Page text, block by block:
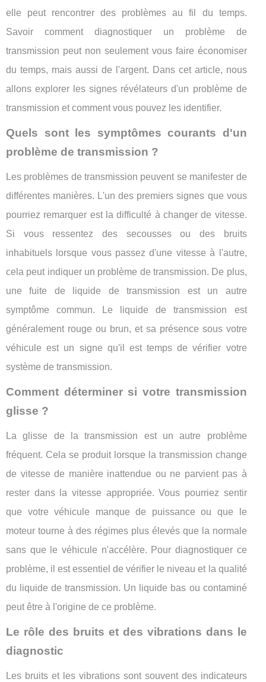
elle peut rencontrer des problèmes au fil du temps.
Savoir comment diagnostiquer un problème de
transmission peut non seulement vous faire économiser
du temps, mais aussi de l'argent. Dans cet article, nous
allons explorer les signes révélateurs d'un problème de
transmission et comment vous pouvez les identifier.
Quels sont les symptômes courants d'un
problème de transmission ?
Les problèmes de transmission peuvent se manifester de
différentes manières. L'un des premiers signes que vous
pourriez remarquer est la difficulté à changer de vitesse.
Si vous ressentez des secousses ou des bruits
inhabituels lorsque vous passez d'une vitesse à l'autre,
cela peut indiquer un problème de transmission. De plus,
une fuite de liquide de transmission est un autre
symptôme commun. Le liquide de transmission est
généralement rouge ou brun, et sa présence sous votre
véhicule est un signe qu'il est temps de vérifier votre
système de transmission.
Comment déterminer si votre transmission
glisse ?
La glisse de la transmission est un autre problème
fréquent. Cela se produit lorsque la transmission change
de vitesse de manière inattendue ou ne parvient pas à
rester dans la vitesse appropriée. Vous pourriez sentir
que votre véhicule manque de puissance ou que le
moteur tourne à des régimes plus élevés que la normale
sans que le véhicule n'accélère. Pour diagnostiquer ce
problème, il est essentiel de vérifier le niveau et la qualité
du liquide de transmission. Un liquide bas ou contaminé
peut être à l'origine de ce problème.
Le rôle des bruits et des vibrations dans le
diagnostic
Les bruits et les vibrations sont souvent des indicateurs